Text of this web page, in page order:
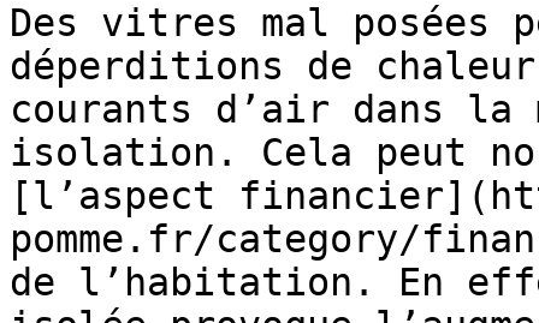
Des vitres mal posées
déperditions de
courants d’air dans la
isolation. Cela peut
[l’aspect
pomme.fr/category/
de l’habitation. En